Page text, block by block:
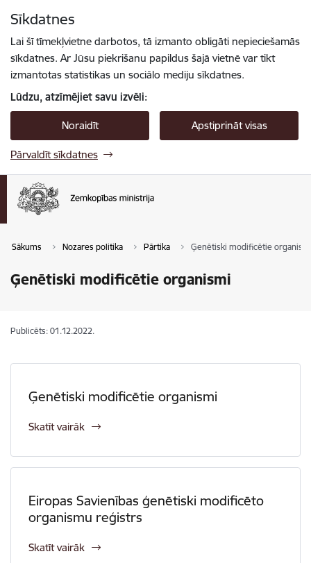
Sīkdatnes
Lai šī tīmekļvietne darbotos, tā izmanto obligāti nepieciešamās
sīkdatnes. Ar Jūsu piekrišanu papildus šajā vietnē var tikt
izmantotas statistikas un sociālo mediju sīkdatnes.
Lūdzu, atzīmējiet savu izvēli:
Noraidīt Apstiprināt visas
Pārvaldīt sīkdatnes
Sākums Nozares politika Pārtika Ģenētiski modificētie
Ģenētiski modificētie organismi
Publicēts: 01.12.2022.
Ģenētiski modificētie organismi
Skatīt vairāk
Eiropas Savienības ģenētiski modificēto
organismu reģistrs
Skatīt vairāk